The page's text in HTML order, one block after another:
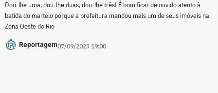
Dou-lhe uma, dou-lhe duas, dou-lhe três! É bom ficar de ouvido atento à
batida do martelo porque a prefeitura mandou mais um de seus imóveis na
Zona Oeste do Rio
Reportagem07/09/2025 19:00